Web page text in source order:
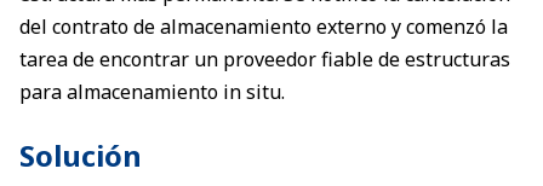
del contrato de almacenamiento externo y comenzó la
tarea de encontrar un proveedor fiable de estructuras
para almacenamiento in situ.
Solución